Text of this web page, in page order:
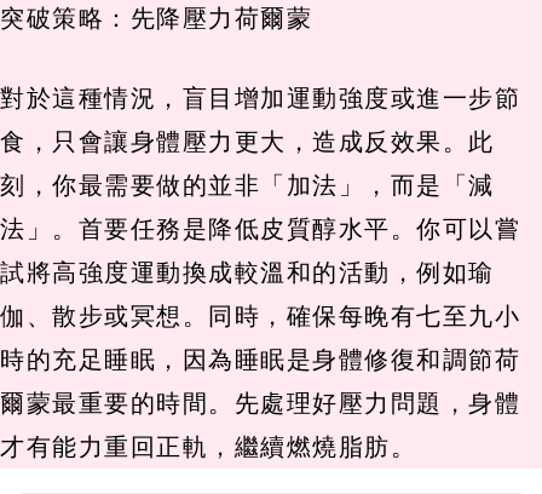
突破策略：先降壓力荷爾蒙
對於這種情況，盲目增加運動強度或進一步節
食，只會讓身體壓力更大，造成反效果。此
刻，你最需要做的並非「加法」，而是「減
法」。首要任務是降低皮質醇水平。你可以嘗
試將高強度運動換成較溫和的活動，例如瑜
伽、散步或冥想。同時，確保每晚有七至九小
時的充足睡眠，因為睡眠是身體修復和調節荷
爾蒙最重要的時間。先處理好壓力問題，身體
才有能力重回正軌，繼續燃燒脂肪。